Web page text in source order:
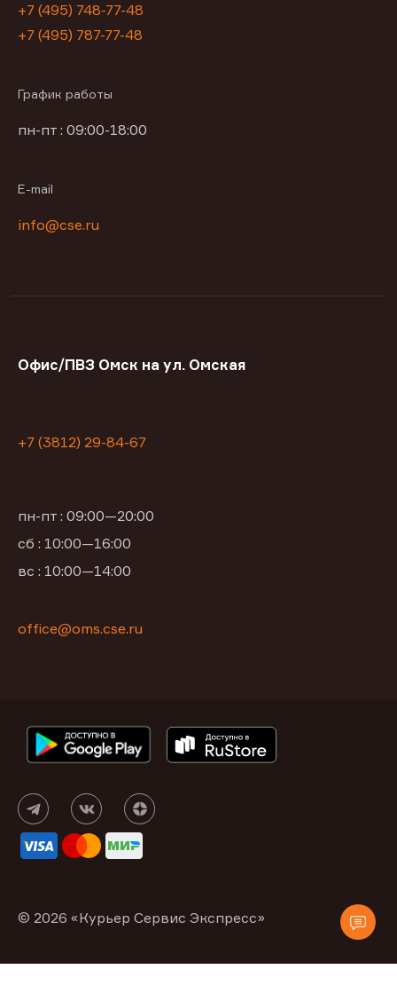
+7 (495) 748-77-48
+7 (495) 787-77-48
График работы
пн-пт : 09:00-18:00
E-mail
info@cse.ru
Офис/ПВЗ Омск на ул. Омская
+7 (3812) 29-84-67
пн-пт : 09:00—20:00
сб : 10:00—16:00
вс : 10:00—14:00
office@oms.cse.ru
© 2026 «Курьер Сервис Экспресс»